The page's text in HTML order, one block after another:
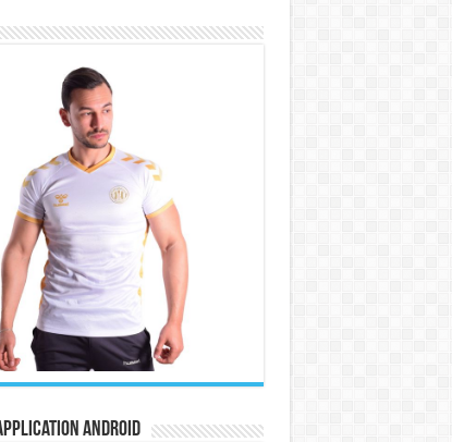
Android